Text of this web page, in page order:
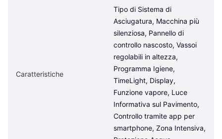
Caratteristiche
Tipo di Sistema di
Asciugatura, Macchina più
silenziosa, Pannello di
controllo nascosto, Vassoi
regolabili in altezza,
Programma Igiene,
TimeLight, Display,
Funzione vapore, Luce
Informativa sul Pavimento,
Controllo tramite app per
smartphone, Zona Intensiva,